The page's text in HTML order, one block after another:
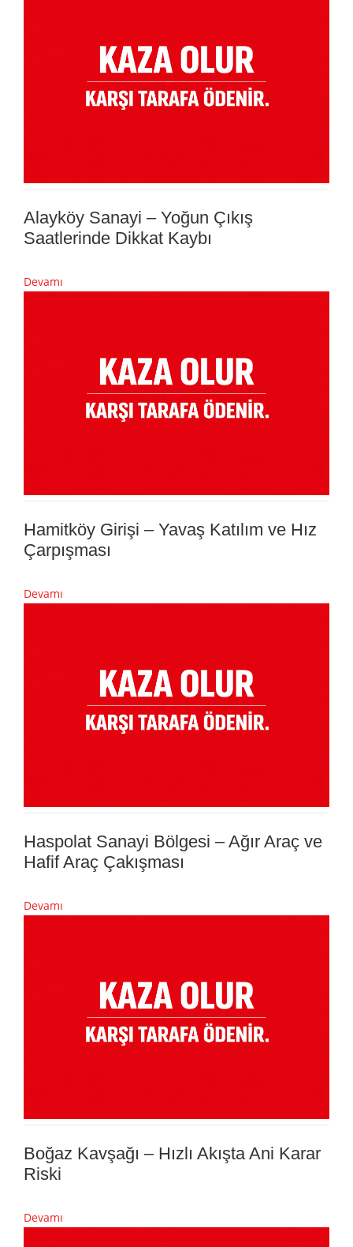
Alayköy Sanayi – Yoğun Çıkış
Saatlerinde Dikkat Kaybı
Devamı
Hamitköy Girişi – Yavaş Katılım ve Hız
Çarpışması
Devamı
Haspolat Sanayi Bölgesi – Ağır Araç ve
Hafif Araç Çakışması
Devamı
Boğaz Kavşağı – Hızlı Akışta Ani Karar
Riski
Devamı